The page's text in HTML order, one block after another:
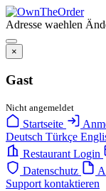
Adresse waehlen
×
Gast
Nicht angemeldet
Startseite
Deutsch Türkçe
Restaurant Login
Datenschutz
Support kontaktieren